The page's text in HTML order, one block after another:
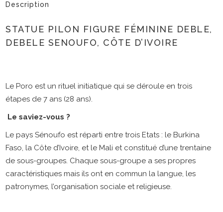
Description
STATUE PILON FIGURE FÉMININE DEBLE,
DEBELE SENOUFO, CÔTE D’IVOIRE
Le Poro est un rituel initiatique qui se déroule en trois
étapes de 7 ans (28 ans).
Le saviez-vous ?
Le pays Sénoufo est réparti entre trois Etats : le Burkina
Faso, la Côte d’Ivoire, et le Mali et constitué d’une trentaine
de sous-groupes. Chaque sous-groupe a ses propres
caractéristiques mais ils ont en commun la langue, les
patronymes, l’organisation sociale et religieuse.